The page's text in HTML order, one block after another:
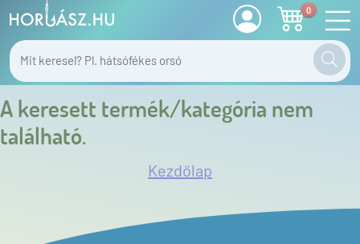
0
A keresett termék/kategória nem
található.
Kezdőlap